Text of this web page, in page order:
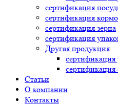
сертификация
сертификация
сертификация зерна
сертификация
Другая продукция
сертификация
сертификация
Статьи
О компании
Контакты